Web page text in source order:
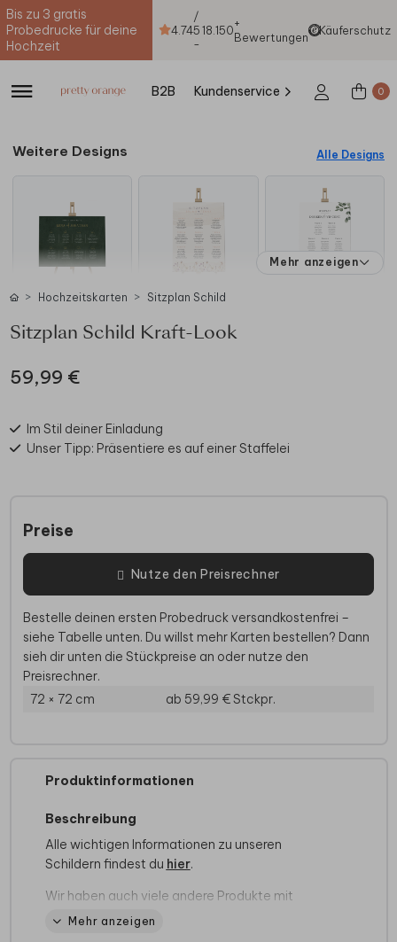
Bis zu 3 gratis
Probedrucke für deine
Hochzeit
4.74
/
5
-
18.150+
Bewertungen
Käuferschutz
B2B Kundenservice 0
Weitere Designs Alle Designs
Mehr anzeigen
Hochzeitskarten Sitzplan Schild
Sitzplan Schild Kraft-Look
59,99 €
Im Stil deiner Einladung
Unser Tipp: Präsentiere es auf einer Staffelei
Preise
Nutze den Preisrechner
Bestelle deinen ersten Probedruck versandkostenfrei –
siehe Tabelle unten. Du willst mehr Karten bestellen? Dann
sieh dir unten die Stückpreise an oder nutze den
Preisrechner.
72 × 72 cm
ab 59,99 €Stckpr.
Produktinformationen
Beschreibung
Alle wichtigen Informationen zu unseren
Schildern findest du hier.
Wir haben auch viele andere Produkte mit
diesem Design im Sortiment. Sollte es für dein
Mehr anzeigen